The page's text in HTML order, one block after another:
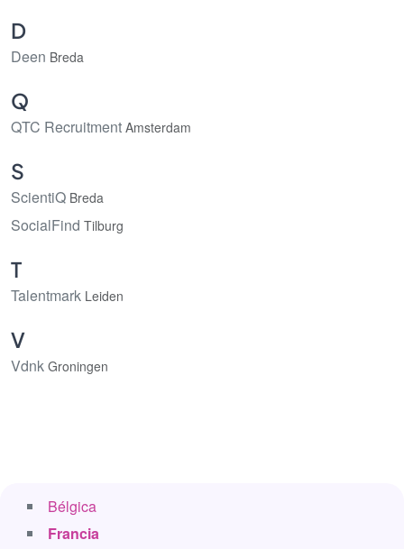
Bélgica
Francia
D
Deen Breda
Q
QTC Recruitment Amsterdam
S
ScientiQ Breda
SocialFind Tilburg
T
Talentmark Leiden
V
Vdnk Groningen